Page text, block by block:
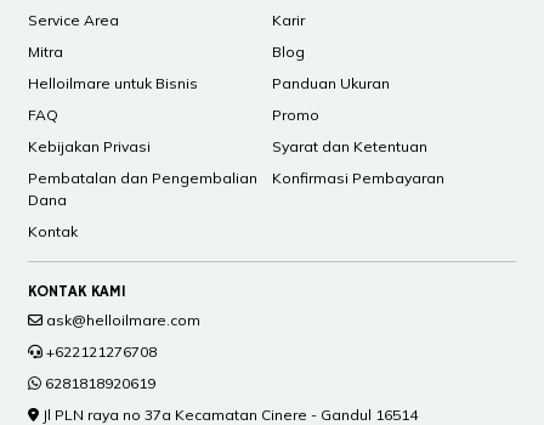
Service Area
Karir
Mitra
Blog
Helloilmare untuk Bisnis
Panduan Ukuran
FAQ
Promo
Kebijakan Privasi
Syarat dan Ketentuan
Pembatalan dan Pengembalian
Dana
Konfirmasi Pembayaran
Kontak
KONTAK KAMI
ask@helloilmare.com
+622121276708
6281818920619
Jl PLN raya no 37a Kecamatan Cinere - Gandul 16514